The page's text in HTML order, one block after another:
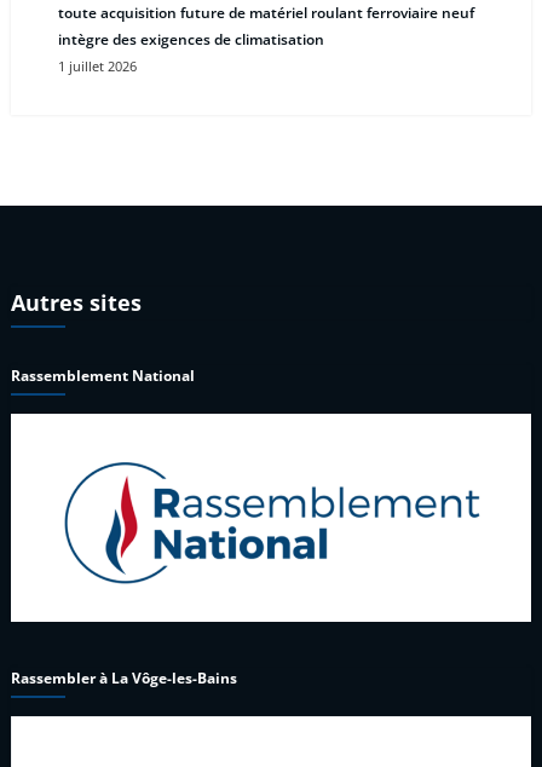
toute acquisition future de matériel roulant ferroviaire neuf
intègre des exigences de climatisation
1 juillet 2026
Autres sites
Rassemblement National
Rassembler à La Vôge-les-Bains